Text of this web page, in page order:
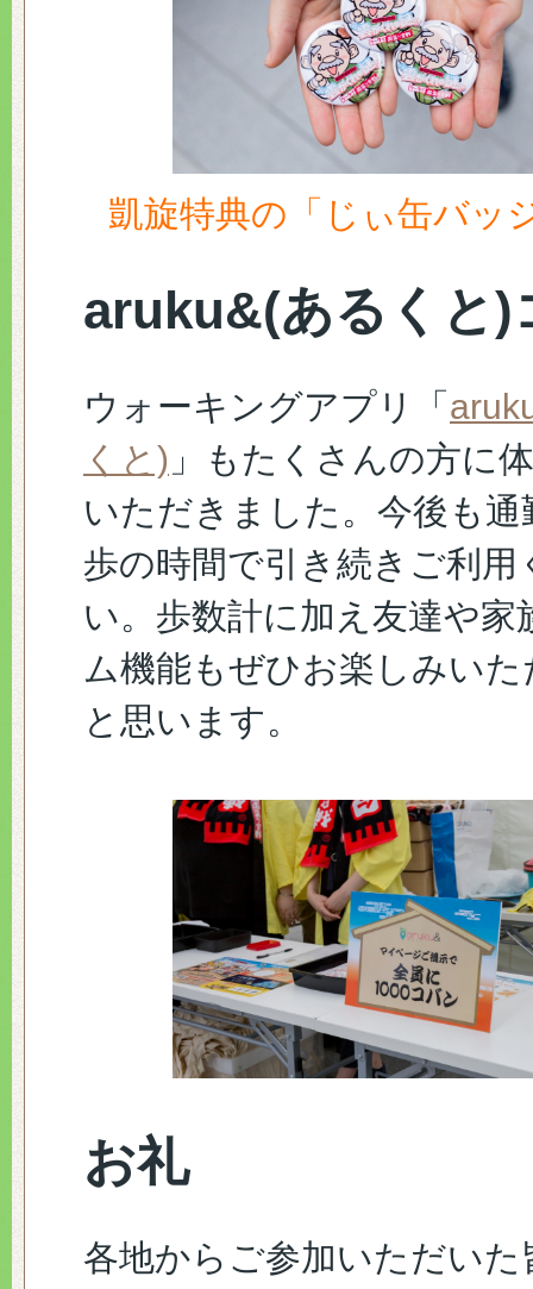
凱旋特典の「じぃ缶バッ
aruku&(あるくと)
ウォーキングアプリ「
くと) 」もたくさんの方に
いただきました。今後も通
歩の時間で引き続きご利用
い。歩数計に加え友達や家
ム機能もぜひお楽しみい
と思います。
お礼
各地からご参加いただいた